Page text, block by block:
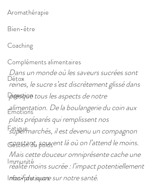
Aromathérapie
Bien-être
Coaching
Compléments alimentaires
Détox
Digestion
Emotions
Fatigue
Gestion du poids
Immunité
Infos-pratiques
Dans un monde où les saveurs sucrées sont
reines, le sucre s’est discrètement glissé dans
presque tous les aspects de notre
alimentation. De la boulangerie du coin aux
plats préparés qui remplissent nos
supermarchés, il est devenu un compagnon
constant, souvent là où on l’attend le moins.
Mais cette douceur omniprésente cache une
réalité moins sucrée : l’impact potentiellement
nocif du sucre sur notre santé.